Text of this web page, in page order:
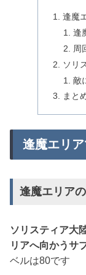
逢魔
逢
周
ソリ
敵
まと
逢魔エリ
逢魔エリア
ソリスティア大
リアへ向かうサ
ベルは80です